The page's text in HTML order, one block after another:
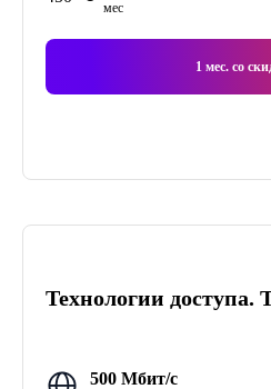
мес
1 мес. со
Технологии доступа.
500 Мбит/с